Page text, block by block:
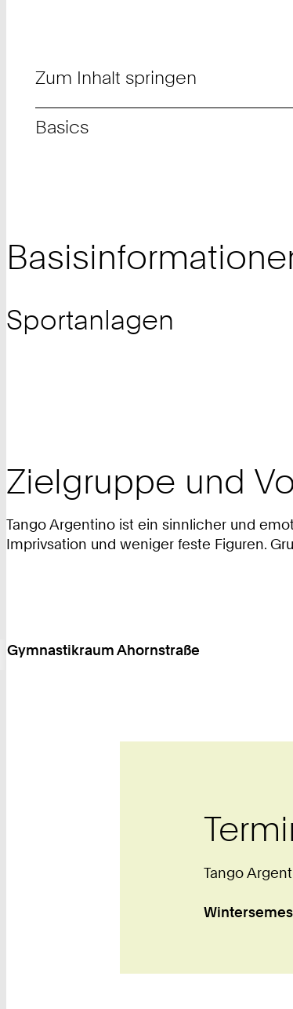
Zum Inhalt springen
Basics
Sportanlagen
Zielgruppe und
Tango Argentino ist ein sinnlicher und
Imprivsation und weniger feste Figuren.
Gymnastikraum Ahornstraße
Tango